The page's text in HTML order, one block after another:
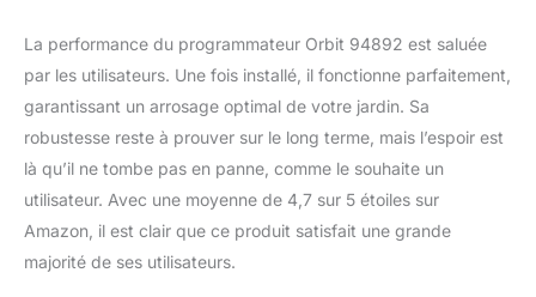
La performance du programmateur Orbit 94892 est saluée
par les utilisateurs. Une fois installé, il fonctionne parfaitement,
garantissant un arrosage optimal de votre jardin. Sa
robustesse reste à prouver sur le long terme, mais l’espoir est
là qu’il ne tombe pas en panne, comme le souhaite un
utilisateur. Avec une moyenne de 4,7 sur 5 étoiles sur
Amazon, il est clair que ce produit satisfait une grande
majorité de ses utilisateurs.